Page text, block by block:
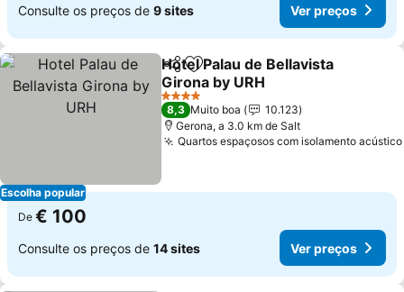
Consulte os preços de 9 sites Ver preços
Escolha popular
PartilharAdicionar aos favoritos
Hotel Palau de Bellavista
Girona by URH
Ver preços
4 Estrelas
8,3 Muito boa
10.123
Gerona, a 3.0 km de Salt
Quartos espaçosos com isolamento acústico
De € 100
Consulte os preços de 14 sites Ver preços